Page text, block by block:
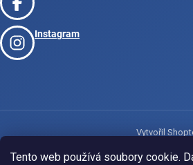
Tento web používá soubory cookie.
Instagram
Vytvořil